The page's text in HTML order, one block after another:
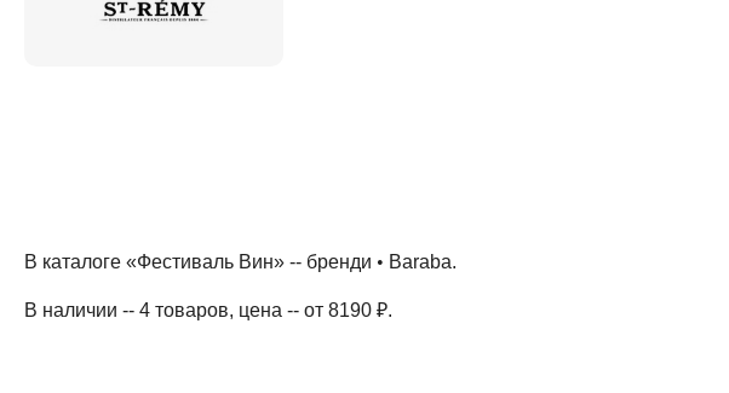
В каталоге «Фестиваль Вин» -- бренди • Baraba.
В наличии -- 4 товаров, цена -- от 8190 ₽.